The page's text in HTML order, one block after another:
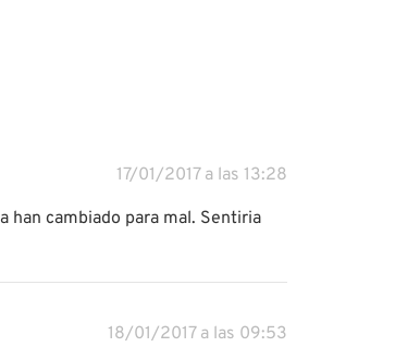
17/01/2017 a las 13:28
cambiado para mal. Sentiria
18/01/2017 a las 09:53